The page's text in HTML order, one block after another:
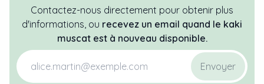
Contactez-nous directement pour obtenir plus
d'informations, ou recevez un email quand le kaki
muscatest à nouveau disponible.
Envoyer